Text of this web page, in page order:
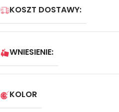
KOSZT DOSTAWY:
WNIESIENIE:
KOLOR